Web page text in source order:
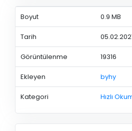
Boyut 0.9 MB
Tarih
Görüntülenme 19316
Ekleyen byhy
Kategori Hızlı